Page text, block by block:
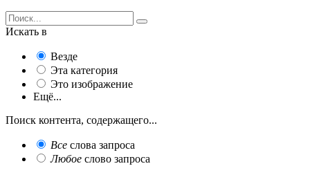
Искать в
Везде
Эта категория
Это изображение
Ещё...
Поиск контента, содержащего...
Все слова запроса
Любое слово запроса